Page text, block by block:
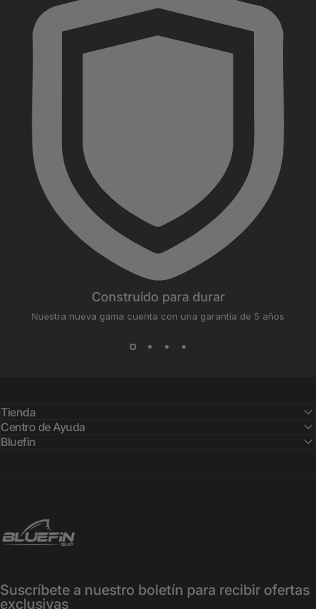
Construido para durar
Nuestra nueva gama cuenta con una garantía de 5 años
Tienda
Centro de Ayuda
Bluefin
Bluefin SUP
Suscríbete a nuestro boletín para recibir ofertas
exclusivas